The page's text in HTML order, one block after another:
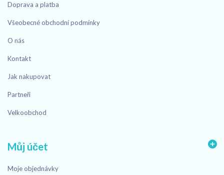
Doprava a platba
Všeobecné obchodní podmínky
O nás
Kontakt
Jak nakupovat
Partneři
Velkoobchod
Můj účet
Moje objednávky